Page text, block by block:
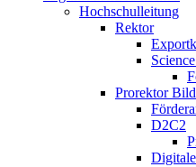
Hochschulleitung
Rektor
Prorektor
D2C2